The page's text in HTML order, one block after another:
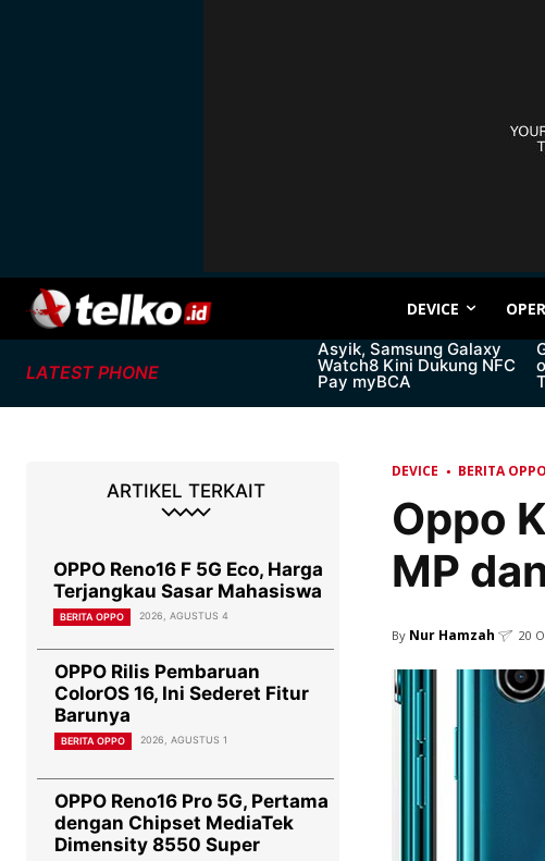
DEVICE
LATEST PHONE
Asyik, Samsung Galaxy
Watch8 Kini Dukung NFC
Pay myBCA
ARTIKEL TERKAIT
OPPO Reno16 F 5G Eco, Harga
Terjangkau Sasar Mahasiswa
BERITA OPPO 2026, AGUSTUS 4
OPPO Rilis Pembaruan
ColorOS 16, Ini Sederet Fitur
Barunya
BERITA OPPO 2026, AGUSTUS 1
OPPO Reno16 Pro 5G, Pertama
dengan Chipset MediaTek
Dimensity 8550 Super
DEVICE BERITA OPPO
Oppo
MP
By Nur Hamzah 20